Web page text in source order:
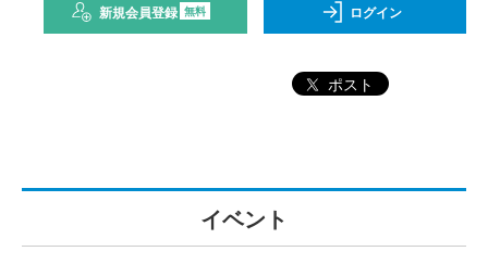
新規会員登録 無料 ログイン
ポスト
イベント